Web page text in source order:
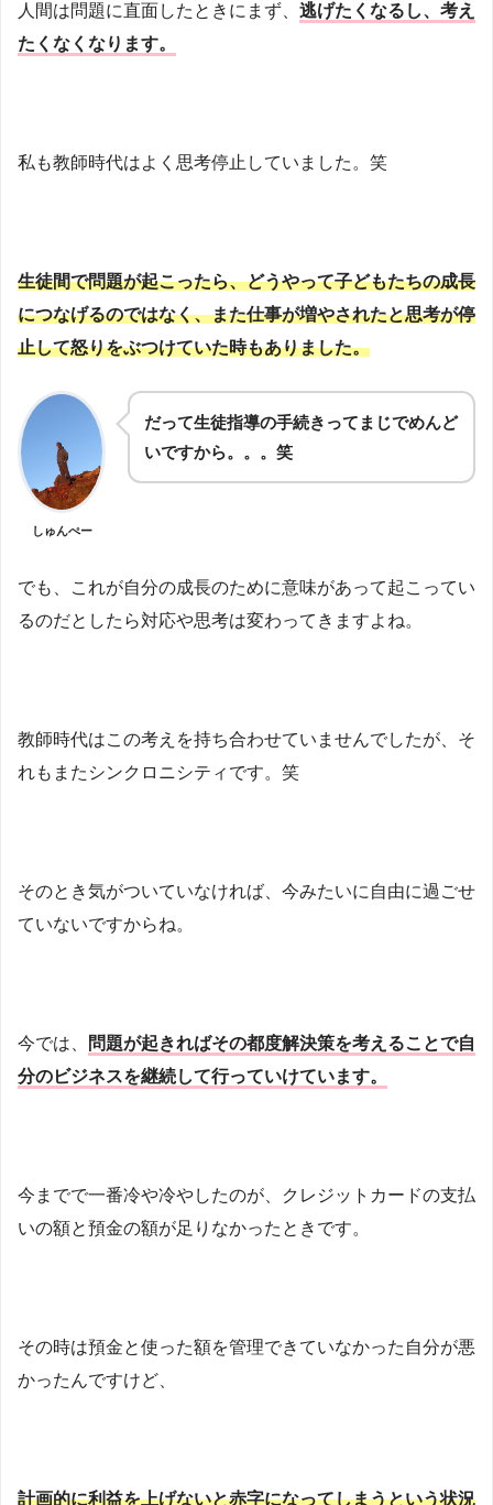
人間は問題に直面したときにまず、 逃げたくなるし、考え
たくなくなります。
私も教師時代はよく思考停止していました。笑
生徒間で問題が起こったら、どうやって子どもたちの成長
につなげるのではなく、また仕事が増やされたと思考が停
止して怒りをぶつけていた時もありました。
しゅんぺー
だって生徒指導の手続きってまじでめんど
いですから。。。笑
でも、これが自分の成長のために意味があって起こってい
るのだとしたら対応や思考は変わってきますよね。
教師時代はこの考えを持ち合わせていませんでしたが、そ
れもまたシンクロニシティです。笑
そのとき気がついていなければ、今みたいに自由に過ごせ
ていないですからね。
今では、
問題が起きればその都度解決策を考えることで自
分のビジネスを継続して行っていけています。
今までで一番冷や冷やしたのが、クレジットカードの支払
いの額と預金の額が足りなかったときです。
その時は預金と使った額を管理できていなかった自分が悪
かったんですけど、
計画的に利益を上げないと赤字になってしまうという状況